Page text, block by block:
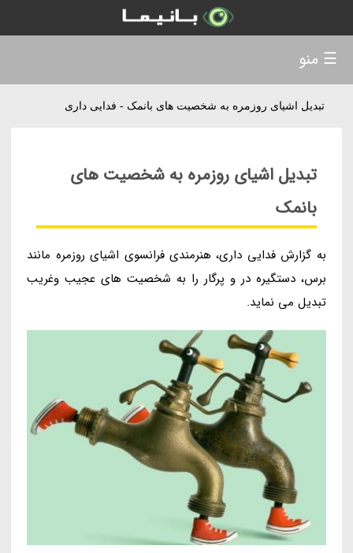
تبدیل اشیای روزمره به شخصیت های بانمک - فدایی داری
تبدیل اشیای روزمره به شخصیت های
بانمک
به گزارش فدایی داری، هنرمندی فرانسوی اشیای روزمره مانند
برس، دستگیره در و پرگار را به شخصیت های عجیب وغریب
تبدیل می نماید.
☰ منو